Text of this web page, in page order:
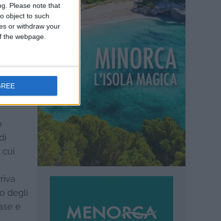
Please note that
object to such
or withdraw your
webpage.
mi
cui
degli
e